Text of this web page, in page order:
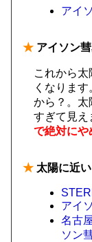
アイ
★ アイソン
これから
くなりま
から？。太
すぎて見え
で絶対にや
★ 太陽に近
アイ
名古
ソン